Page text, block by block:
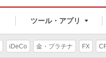
ツール・アプリ
iDeCo 金・プラチナ FX